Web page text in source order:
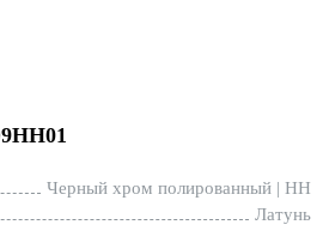
Черный хром полированный | HH
Латунь